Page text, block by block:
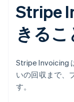
Stripe
きるこ
Stripe Invoicing
いの回収まで、
す。